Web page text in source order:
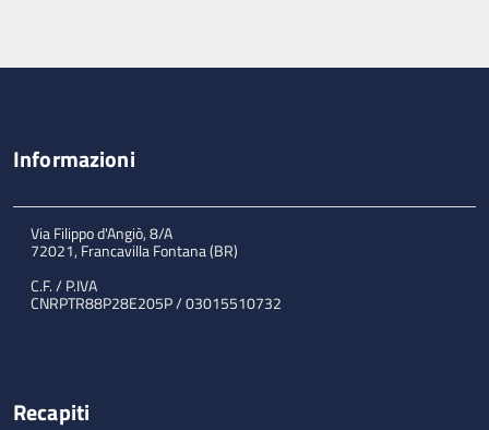
Informazioni
Via Filippo d'Angiò, 8/A
72021, Francavilla Fontana (BR)
C.F. / P.IVA
CNRPTR88P28E205P / 03015510732
Recapiti